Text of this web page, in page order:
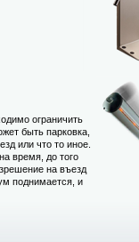
ограничить
быть парковка,
или что то иное.
время, до того
на въезд
поднимается, и